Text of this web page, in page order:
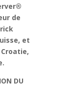
de
et
DU